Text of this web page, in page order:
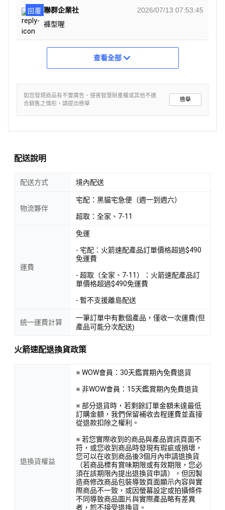
回覆 聯群企業社
2026/07/13 07:53:45
褲型喔
查看全部
如您發現商品有不實廣告、侵害智慧財產權或其他不適
合銷售之情形，請提出檢舉
檢舉
配送說明
配送方式 境內配送
物流夥伴
宅配：黑貓宅急便（週一到週六）
超取：全家、7-11
運費
免運
- 宅配：火箭速配產品訂單價格超過$490
免運費
- 超取（全家、7-11）：火箭速配產品訂
單價格超過$490免運費
- 暫不支援離島配送
統一運費計算
一筆訂單中有數個產品，僅收一次運費(但
產品可能分次配送)
火箭速配退換貨政策
退換貨權益
※ WOW會員：30天鑑賞期內免費退貨
※ 非WOW會員：15天鑑賞期內免費退貨
※ 部分退貨時，若剩餘訂單金額未達最低
訂購金額，我們保留補收去程運費並直接
從退款扣除之權利。
※ 若您實際收到的商品與產品資訊頁面不
符，或您收到商品時發現有瑕疵或損壞，
您可以在收到商品後3個月內申請退換貨
（若商品標有賞味期限或有效期限，您必
須在該期限內提出退換貨申請），但因製
造商修改商品包裝導致頁面顯示內容與實
際商品不一致，或因螢幕設定或拍攝條件
不同導致商品圖片與實際產品略有差異
者，恕不接受退換貨。